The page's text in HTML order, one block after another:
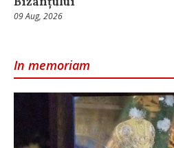
09 Aug, 2026
In memoriam